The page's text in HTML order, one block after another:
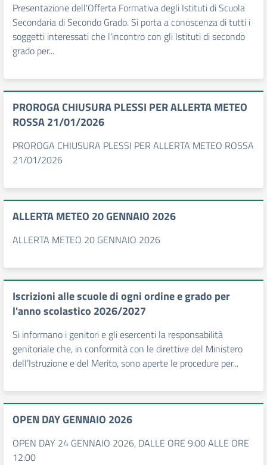
Presentazione dell'Offerta Formativa degli Istituti di Scuola
Secondaria di Secondo Grado. Si porta a conoscenza di tutti i
soggetti interessati che l'incontro con gli Istituti di secondo
grado per...
PROROGA CHIUSURA PLESSI PER ALLERTA METEO
ROSSA 21/01/2026
PROROGA CHIUSURA PLESSI PER ALLERTA METEO ROSSA
21/01/2026
ALLERTA METEO 20 GENNAIO 2026
ALLERTA METEO 20 GENNAIO 2026
Iscrizioni alle scuole di ogni ordine e grado per
l'anno scolastico 2026/2027
Si informano i genitori e gli esercenti la responsabilità
genitoriale che, in conformità con le direttive del Ministero
dell’Istruzione e del Merito, sono aperte le procedure per...
OPEN DAY GENNAIO 2026
OPEN DAY 24 GENNAIO 2026, DALLE ORE 9:00 ALLE ORE
12:00